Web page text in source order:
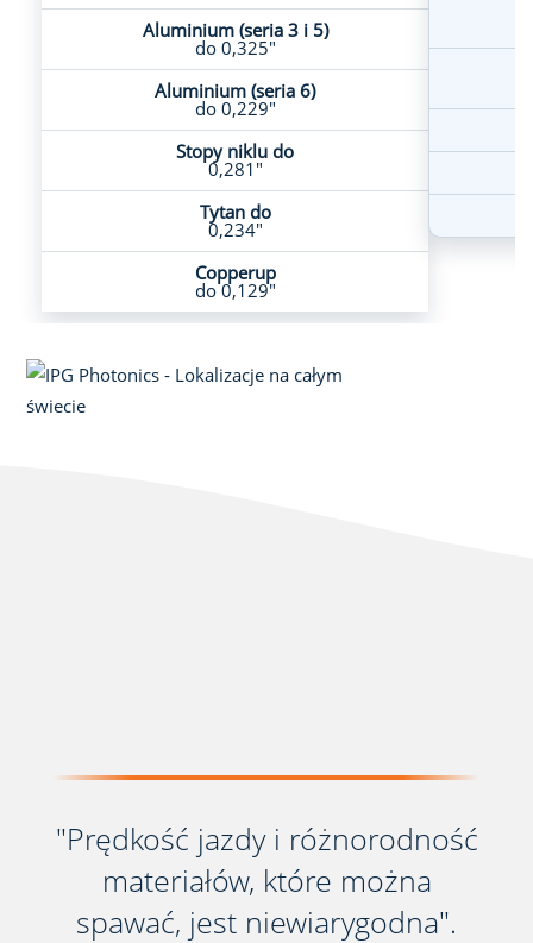
Aluminium (seria 3 i 5)
do 0,325"
Aluminium (seria 6)
do 0,229"
Stopy niklu do
0,281"
Tytan do
0,234"
Copperup
do 0,129"
"Prędkość jazdy i różnorodność
materiałów, które można
spawać, jest niewiarygodna".